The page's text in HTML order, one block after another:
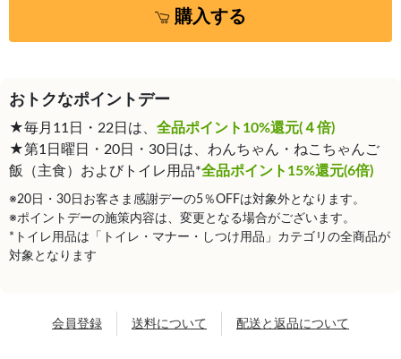
購入する
おトクなポイントデー
★毎月11日・22日は、 全品ポイント10%還元(４倍)
★第1日曜日・20日・30日は、わんちゃん・ねこちゃんご
飯（主食）およびトイレ用品*全品ポイント15%還元(6倍)
※20日・30日お客さま感謝デーの5％OFFは対象外となります。
※ポイントデーの施策内容は、変更となる場合がございます。
*トイレ用品は「トイレ・マナー・しつけ用品」カテゴリの全商品が
対象となります
会員登録 送料について 配送と返品について